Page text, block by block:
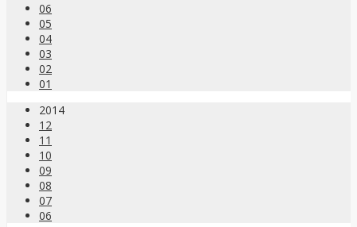
06
05
04
03
02
01
2014
12
11
10
09
08
07
06